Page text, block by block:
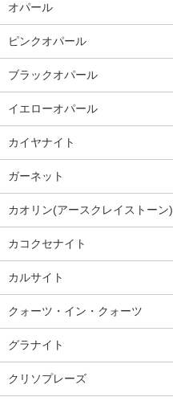
オパール
ピンクオパール
ブラックオパール
イエローオパール
カイヤナイト
ガーネット
カオリン(アースクレイストーン)
カコクセナイト
カルサイト
クォーツ・イン・クォーツ
グラナイト
クリソプレーズ